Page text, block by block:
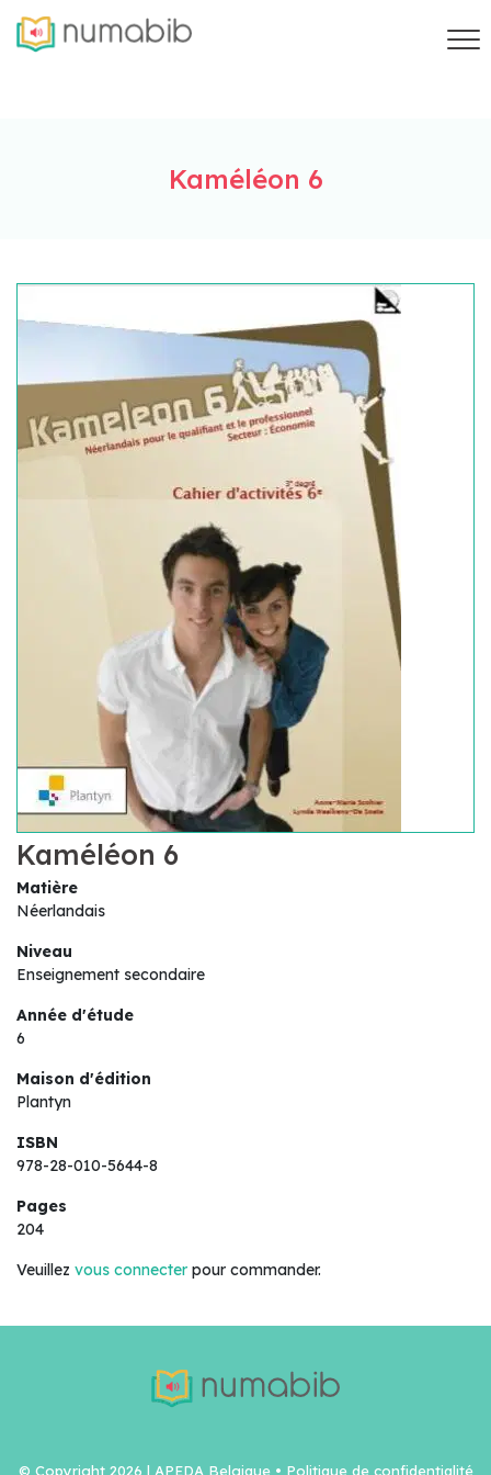
Kaméléon 6
Kaméléon 6
Matière
Néerlandais
Niveau
Enseignement secondaire
Année d'étude
6
Maison d'édition
Plantyn
ISBN
978-28-010-5644-8
Pages
204
Veuillez vous connecter pour commander.
© Copyright 2026 | APEDA Belgique • Politique de confidentialité